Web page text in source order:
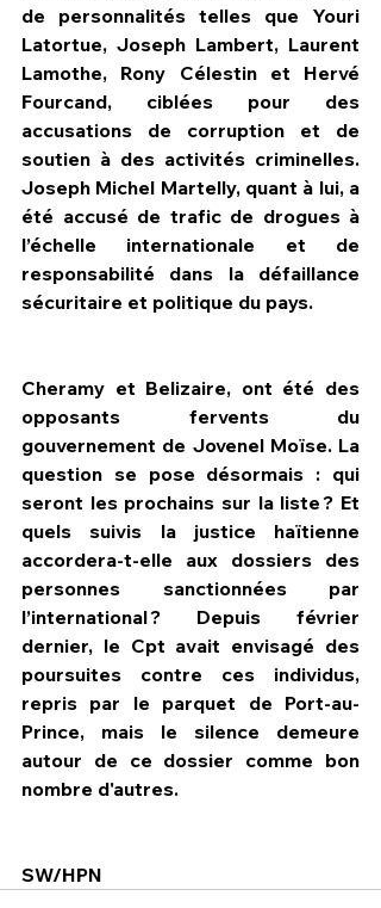
de personnalités telles que Youri
Latortue, Joseph Lambert, Laurent
Lamothe, Rony Célestin et Hervé
Fourcand, ciblées pour des
accusations de corruption et de
soutien à des activités criminelles.
Joseph Michel Martelly, quant à lui, a
été accusé de trafic de drogues à
l’échelle internationale et de
responsabilité dans la défaillance
sécuritaire et politique du pays.
Cheramy et Belizaire, ont été des
opposants fervents du
gouvernement de Jovenel Moïse. La
question se pose désormais : qui
seront les prochains sur la liste ? Et
quels suivis la justice haïtienne
accordera-t-elle aux dossiers des
personnes sanctionnées par
l’international ? Depuis février
dernier, le Cpt avait envisagé des
poursuites contre ces individus,
repris par le parquet de Port-au-
Prince, mais le silence demeure
autour de ce dossier comme bon
nombre d'autres.
SW/HPN